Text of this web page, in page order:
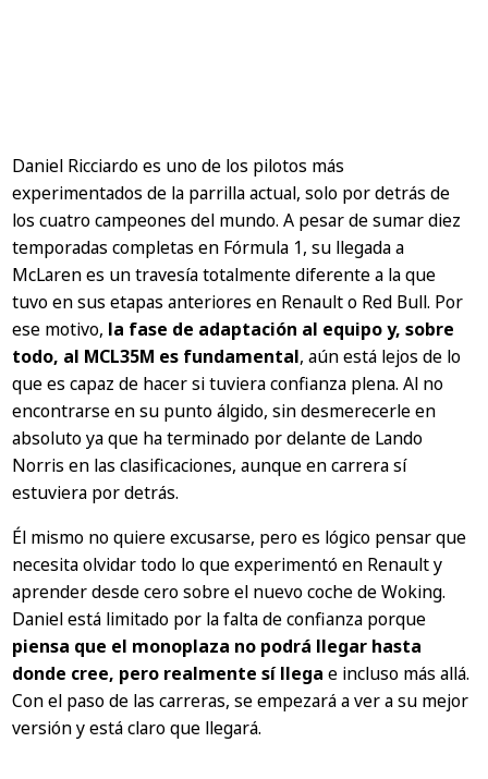
Daniel Ricciardo es uno de los pilotos más
experimentados de la parrilla actual, solo por detrás de
los cuatro campeones del mundo. A pesar de sumar diez
temporadas completas en Fórmula 1, su llegada a
McLaren es un travesía totalmente diferente a la que
tuvo en sus etapas anteriores en Renault o Red Bull. Por
ese motivo, la fase de adaptación al equipo y, sobre
todo, al MCL35M es fundamental, aún está lejos de lo
que es capaz de hacer si tuviera confianza plena. Al no
encontrarse en su punto álgido, sin desmerecerle en
absoluto ya que ha terminado por delante de Lando
Norris en las clasificaciones, aunque en carrera sí
estuviera por detrás.
Él mismo no quiere excusarse, pero es lógico pensar que
necesita olvidar todo lo que experimentó en Renault y
aprender desde cero sobre el nuevo coche de Woking.
Daniel está limitado por la falta de confianza porque
piensa que el monoplaza no podrá llegar hasta
donde cree, pero realmente sí llega e incluso más allá.
Con el paso de las carreras, se empezará a ver a su mejor
versión y está claro que llegará.